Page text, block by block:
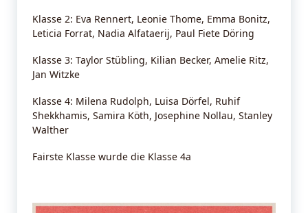
Klasse 2: Eva Rennert, Leonie Thome, Emma Bonitz,
Leticia Forrat, Nadia Alfataerij, Paul Fiete Döring
Klasse 3: Taylor Stübling, Kilian Becker, Amelie Ritz,
Jan Witzke
Klasse 4: Milena Rudolph, Luisa Dörfel, Ruhif
Shekkhamis, Samira Köth, Josephine Nollau, Stanley
Walther
Fairste Klasse wurde die Klasse 4a